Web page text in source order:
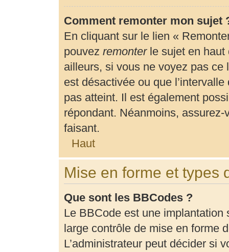
Comment remonter mon sujet
En cliquant sur le lien «
pouvez remonterle sujet en haut
ailleurs, si vous ne voyez pas
est désactivée ou que
pas atteint. Il est également
répondant. Néanmoins,
faisant.
Haut
Mise en forme et types
Que sont les BBCodes ?
Le BBCode est une
large contrôle de mise en forme
L’administrateur peut décider si